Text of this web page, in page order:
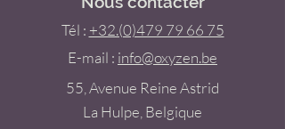
Tél : +32.(0)479 79 66 75
E-mail : info@oxyzen.be
55, Avenue Reine Astrid
La Hulpe, Belgique